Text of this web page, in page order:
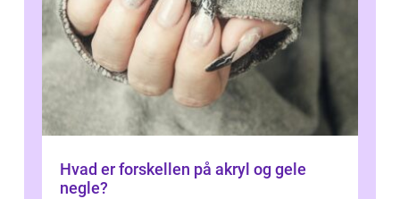
Hvad er forskellen på akryl og gele
negle?